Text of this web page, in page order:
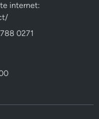
internet:
0271